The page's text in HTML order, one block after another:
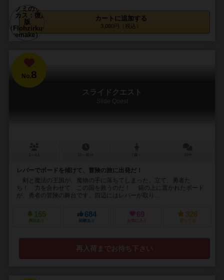
カートに追加する
3,080円（税込）
No.8
スライドクエスト
Slide Quest
レバーでボードを傾けて、冒険の旅に出発だ！
剣と魔法の王国が、魔物の手に落ちてしまった。立て、勇者た
ち！ 力を合わせて、この国を救うのだ！ 箱の上に置かれたボード
が、勇者の冒険の舞台です。四辺にはレバーが取り...
155
興味あり
684
経験あり
69
お気に入り
326
持ってる
再入荷までお待ち下さい